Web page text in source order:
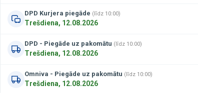
DPD Kurjera piegāde (līdz 10:00)
Trešdiena, 12.08.2026
DPD - Piegāde uz pakomātu (līdz 10:00)
Trešdiena, 12.08.2026
Omniva - Piegāde uz pakomātu (līdz 10:00)
Trešdiena, 12.08.2026